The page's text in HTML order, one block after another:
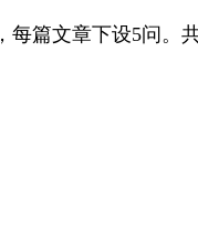
篇文章下设5问。